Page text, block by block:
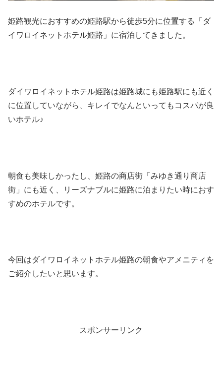
姫路観光におすすめの姫路駅から徒歩5分に位置する「ダ
イワロイネットホテル姫路」に宿泊してきました。
ダイワロイネットホテル姫路は姫路城にも姫路駅にも近く
に位置していながら、キレイでなんといってもコスパが良
いホテル♪
朝食も美味しかったし、姫路の商店街「みゆき通り商店
街」にも近く、リーズナブルに姫路に泊まりたい時におす
すめのホテルです。
今回はダイワロイネットホテル姫路の朝食やアメニティを
ご紹介したいと思います。
スポンサーリンク